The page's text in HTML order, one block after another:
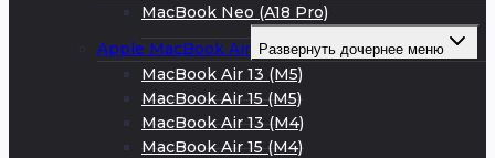
MacBook Neo (A18 Pro)
Apple MacBook Air Развернуть дочернее меню
MacBook Air 13 (M5)
MacBook Air 15 (M5)
MacBook Air 13 (M4)
MacBook Air 15 (M4)